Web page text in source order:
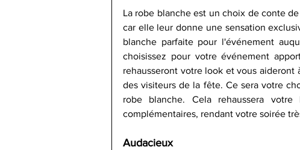
La robe blanche est un choix de conte
car elle leur donne une sensation
blanche parfaite pour l'événement
choisissez pour votre événement
rehausseront votre look et vous
des visiteurs de la fête. Ce sera votre
robe blanche. Cela rehaussera
complémentaires, rendant votre soirée
Audacieux